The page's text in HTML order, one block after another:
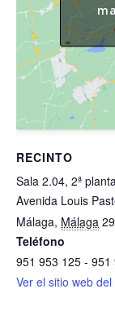
RECINTO
Sala 2.04, 2ª
Avenida Louis
Málaga, Málaga
Teléfono
951 953 125 - 951
Ver el sitio web del